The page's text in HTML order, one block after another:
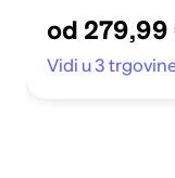
od 279,99
Vidi u 3